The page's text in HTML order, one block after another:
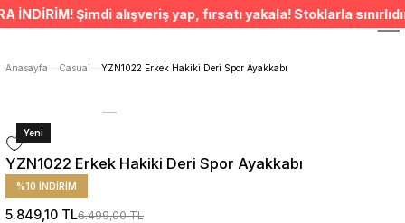
Şimdi alışveriş yap, fırsatı yakala! Stoklarla
ÜCRETSİZ TESLİMAT İMKANI
SÜRDÜRÜLEBİLİR ÜRÜNLER
SÜRDÜRÜLEBİLİR ÜRÜNLER
Anasayfa Casual YZN1022 Erkek Hakiki Deri Spor Ayakkabı
Yeni
YZN1022 Erkek Hakiki Deri Spor Ayakkabı
%10 İNDİRİM
5.849,10 TL6.499,00 TL